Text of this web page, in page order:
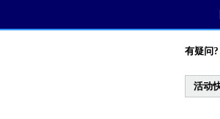
有疑问?
活动